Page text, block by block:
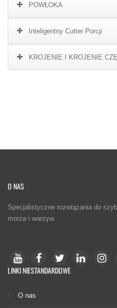
POWŁOKA
Inteligentny Cutter Porcji
KROJENIE I KROJENIE
O NAS
Specjalistyczne rozwiązania do
morza i warzyw.
LINKI NIESTANDARDOWE
O nas